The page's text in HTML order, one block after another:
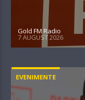
Gold FM Radio
7 AUGUST 2026
EVENIMENTE